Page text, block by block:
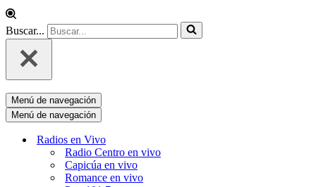
Buscar...
Menú de navegación
Menú de navegación
Radios en Vivo
Radio Centro en vivo
Capicúa en vivo
Romance en vivo